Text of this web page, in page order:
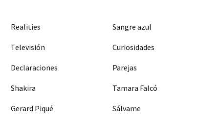
Realities Sangre azul
Televisión Curiosidades
Declaraciones Parejas
Shakira Tamara Falcó
Gerard Piqué Sálvame